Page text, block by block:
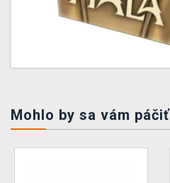
Mohlo by sa vám páčiť